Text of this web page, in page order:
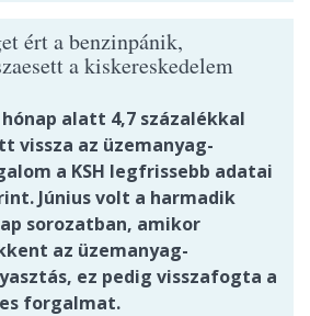
ért a benzinpánik,
a kiskereskedelem
hónap alatt 4,7 százalékkal
vissza az üzemanyag-
a KSH legfrissebb adatai
Június volt a harmadik
sorozatban, amikor
az üzemanyag-
ez pedig visszafogta a
forgalmat.